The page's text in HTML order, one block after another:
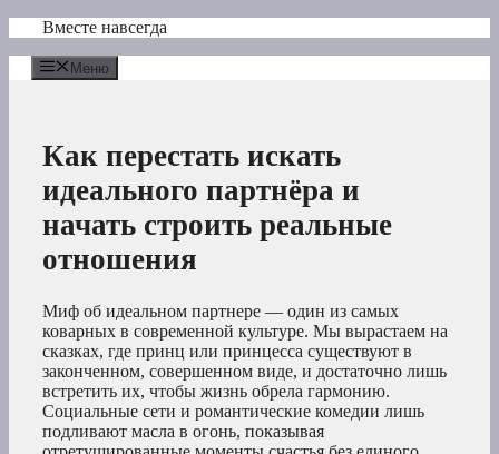
Перейти
содержимому
Вместе навсегда
Меню
Как перестать искать
идеального партнёра и
начать строить реальные
отношения
Миф об идеальном партнере — один из самых
коварных в современной культуре. Мы вырастаем на
сказках, где принц или принцесса существуют в
законченном, совершенном виде, и достаточно лишь
встретить их, чтобы жизнь обрела гармонию.
Социальные сети и романтические комедии лишь
подливают масла в огонь, показывая